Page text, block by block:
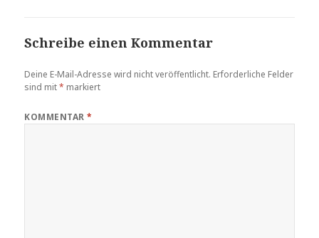
Schreibe einen Kommentar
Deine E-Mail-Adresse wird nicht veröffentlicht. Erforderliche Felder
sind mit* markiert
KOMMENTAR*